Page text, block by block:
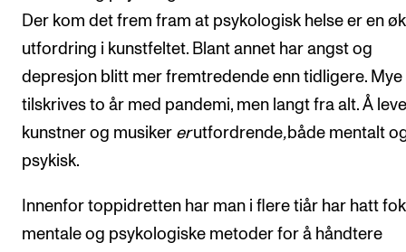
Der kom det frem fram at psykologisk helse er en
utfordring i kunstfeltet. Blant annet har angst og
depresjon blitt mer fremtredende enn tidligere. Mye
tilskrives to år med pandemi, men langt fra alt. Å
kunstner og musiker erutfordrende,både mentalt
psykisk.
Innenfor toppidretten har man i flere tiår har hatt
mentale og psykologiske metoder for å håndtere